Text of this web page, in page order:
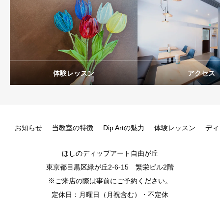
体験レッスン アクセス
お知らせ 当教室の特徴 Dip Artの魅力 体験レッスン デ
ほしのディップアート自由が丘
東京都目黒区緑が丘2-6-15 繁栄ビル2階
※ご来店の際は事前にご予約ください。
定休日：月曜日（月祝含む）・不定休